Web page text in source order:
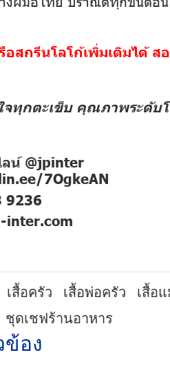
สกรีนโลโก้เพิ่มเติมได้ ส
ทุกตะเข็บ คุณภาพระดับโ
น์ @jpinter
7OgkeAN
9236
inter.com
เสื้อครัว เสื้อพ่อครัว เสื้อ
ชุดเชฟร้านอาหาร
ข้อง